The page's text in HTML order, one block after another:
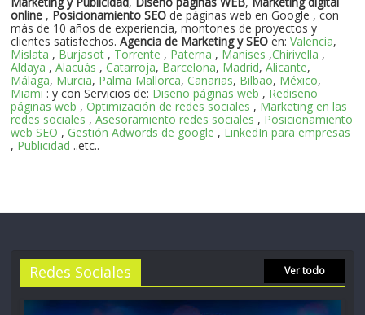
online , Posicionamiento SEO de páginas web en Google , con
más de 10 años de experiencia, montones de proyectos y
clientes satisfechos.Agencia de Marketing y SEO en:Valencia,
Mislata , Burjasot , Torrente , Paterna , Manises ,Chirivella ,
Aldaya ,Alacuás ,Catarroja, Barcelona, Madrid,Alicante,
Málaga, Murcia, Palma Mallorca,Canarias, Bilbao, México,
Miami : y con Servicios de: Diseño páginas web , Rediseño
páginas web ,Optimización de redes sociales , Marketing en las
redes sociales ,Asesoramiento redes sociales , Posicionamiento
web SEO , Gestión Adwords de google , LinkedIn para empresas
, Publicidad ..etc..
Redes Sociales Ver todo